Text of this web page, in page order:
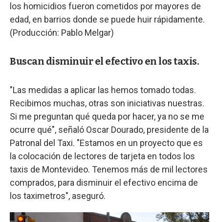
los homicidios fueron cometidos por mayores de
edad, en barrios donde se puede huir rápidamente.
(Producción: Pablo Melgar)
Buscan disminuir el efectivo en los taxis.
"Las medidas a aplicar las hemos tomado todas.
Recibimos muchas, otras son iniciativas nuestras.
Si me preguntan qué queda por hacer, ya no se me
ocurre qué", señaló Oscar Dourado, presidente de la
Patronal del Taxi. "Estamos en un proyecto que es
la colocación de lectores de tarjeta en todos los
taxis de Montevideo. Tenemos más de mil lectores
comprados, para disminuir el efectivo encima de
los taximetros", aseguró.